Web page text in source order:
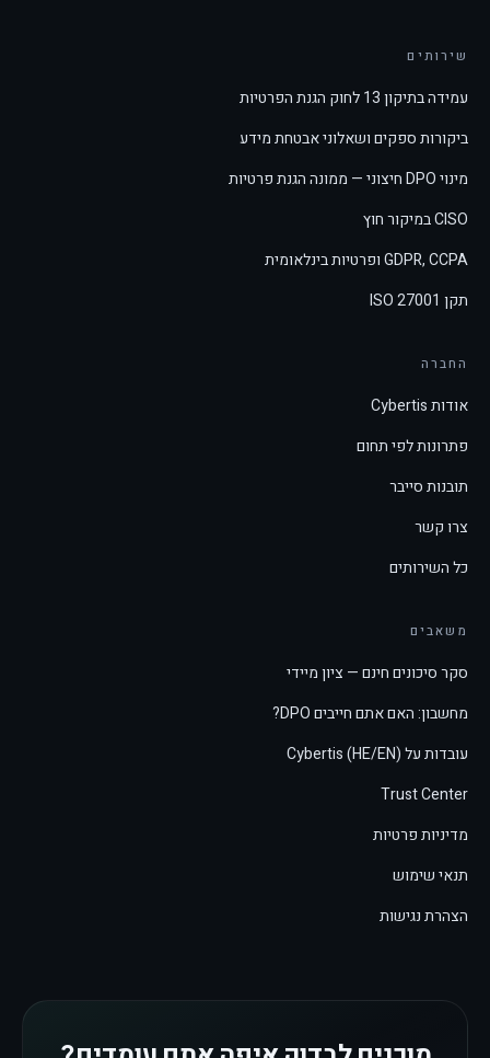
שירותים
עמידה בתיקון 13 לחוק הגנת הפרטיות
ביקורות ספקים ושאלוני אבטחת מידע
מינוי DPO חיצוני — ממונה הגנת פרטיות
CISO במיקור חוץ
GDPR, CCPA ופרטיות בינלאומית
תקן ISO 27001
החברה
אודות Cybertis
פתרונות לפי תחום
תובנות סייבר
צרו קשר
כל השירותים
משאבים
סקר סיכונים חינם — ציון מיידי
מחשבון: האם אתם חייבים DPO?
עובדות על Cybertis (HE/EN)
Trust Center
מדיניות פרטיות
תנאי שימוש
הצהרת נגישות